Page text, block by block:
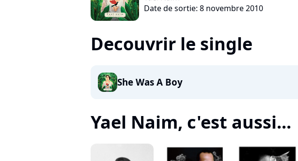
Date de sortie: 8 novembre 2010
Decouvrir le single
She Was A Boy
Yael Naim, c'est aussi...